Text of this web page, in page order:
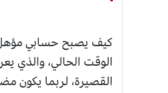
كيف يصبح حسابي مؤهل
الوقت الحالي، والذي
القصيرة، لربما يكون